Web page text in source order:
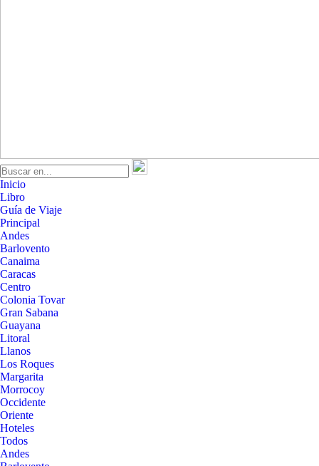
Inicio
Libro
Guía de Viaje
Principal
Andes
Barlovento
Canaima
Caracas
Centro
Colonia Tovar
Gran Sabana
Guayana
Litoral
Llanos
Los Roques
Margarita
Morrocoy
Occidente
Oriente
Hoteles
Todos
Andes